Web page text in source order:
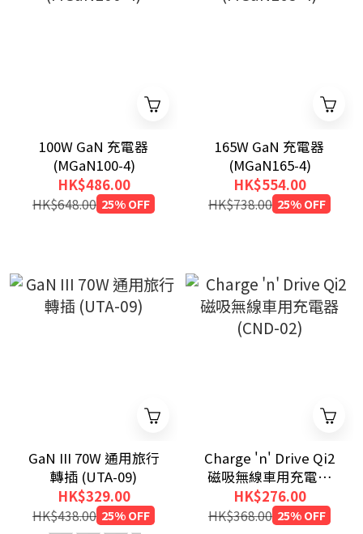
100W GaN 充電器
(MGaN100-4)
HK$486.00
HK$648.00 25% OFF
165W GaN 充電器
(MGaN165-4)
HK$554.00
HK$738.00 25% OFF
GaN III 70W 通用旅行
轉插 (UTA-09)
HK$329.00
HK$438.00 25% OFF
Charge 'n' Drive Qi2
磁吸無線車用充電器
(CND-02)
HK$276.00
HK$368.00 25% OFF